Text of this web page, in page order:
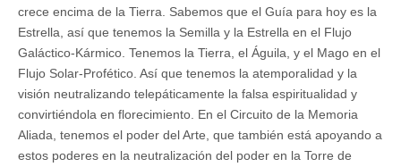
crece encima de la Tierra. Sabemos que el Guía para hoy es la
Estrella, así que tenemos la Semilla y la Estrella en el Flujo
Galáctico-Kármico. Tenemos la Tierra, el Águila, y el Mago en el
Flujo Solar-Profético. Así que tenemos la atemporalidad y la
visión neutralizando telepáticamente la falsa espiritualidad y
convirtiéndola en florecimiento. En el Circuito de la Memoria
Aliada, tenemos el poder del Arte, que también está apoyando a
estos poderes en la neutralización del poder en la Torre de